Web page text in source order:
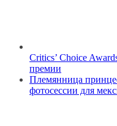
Critics’ Choice
премии
Племянница
фотосессии для